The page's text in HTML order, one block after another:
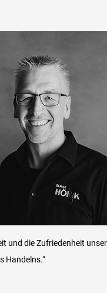
und die Zufriedenheit
Handelns.“